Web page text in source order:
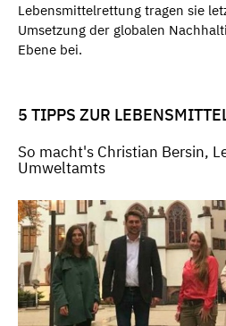
Lebensmittelrettung tragen sie
Umsetzung der globalen
Ebene bei.
5 TIPPS ZUR
So macht's Christian Bersin,
Umweltamts